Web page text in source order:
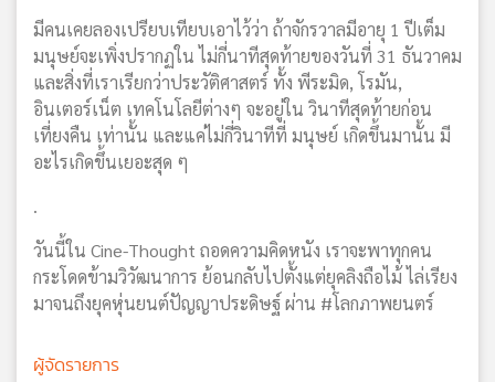
มีคนเคยลองเปรียบเทียบเอาไว้ว่า ถ้าจักรวาลมีอายุ 1 ปีเต็ม
มนุษย์จะเพิ่งปรากฏใน ไม่กี่นาทีสุดท้ายของวันที่ 31 ธันวาคม
และสิ่งที่เราเรียกว่าประวัติศาสตร์ ทั้ง พีระมิด, โรมัน,
อินเตอร์เน็ต เทคโนโลยีต่างๆ จะอยู่ใน วินาทีสุดท้ายก่อน
เที่ยงคืน เท่านั้น และแค่ไม่กี่วินาทีที่ มนุษย์ เกิดขึ้นมานั้น มี
อะไรเกิดขึ้นเยอะสุด ๆ
.
วันนี้ใน Cine-Thought ถอดความคิดหนัง เราจะพาทุกคน
กระโดดข้ามวิวัฒนาการ ย้อนกลับไปตั้งแต่ยุคลิงถือไม้ ไล่เรียง
มาจนถึงยุคหุ่นยนต์ปัญญาประดิษฐ์ ผ่าน #โลกภาพยนตร์
ผู้จัดรายการ